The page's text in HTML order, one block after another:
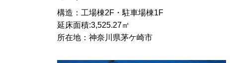
構造：工場棟2F・駐車場棟1F
延床面積:3,525.27㎡
所在地：神奈川県茅ケ崎市